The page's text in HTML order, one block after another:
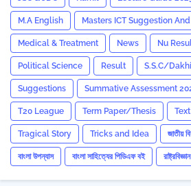
M.A English Masters ICT Suggestion
Medical & Treatment News Nu
Political Science Result S.S.C/
Suggestions Summative Assessment
T20 League Term Paper/Thesis
Tragical Story Tricks and ‍Idea জাতীয়
বাংলা উপন্যাস বাংলা সাহিত্যের পিডিএফ বই